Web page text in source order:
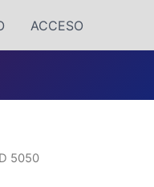
ACCESO
5050